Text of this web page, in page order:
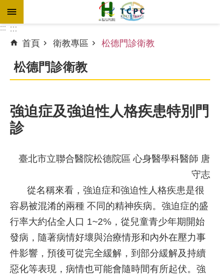
跳到主要內容區塊
進
搜
尋
訊
區
本
院
就
醫
指
::: :::
首頁
衛教專區 松德門診衛教
松德門診衛教
強迫症及強迫性人格疾患特別門
診
臺北市立聯合醫院松德院區 心身醫學科醫師 唐
守志
從名稱來看，強迫症和強迫性人格疾患是很
容易被混淆的兩種 不同的精神疾病。強迫症的盛
行率大約佔全人口 1~2%，從兒童青少年期開始
發病，隨著病情好壞與治療情形和內外在壓力事
件影響，預後可從完全緩解，到部分緩解及持續
惡化等表現，病情也可能會隨時間有所起伏。強